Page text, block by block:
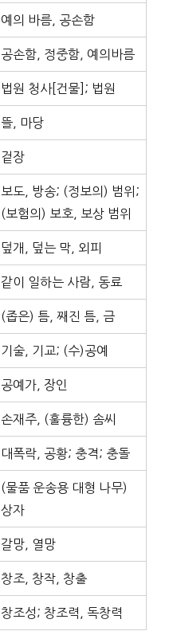
예의 바름, 공손함
공손함, 정중함, 예의바름
법원 청사[건물]; 법원
뜰, 마당
겉장
보도, 방송; (정보의) 범위;
(보험의) 보호, 보상 범위
덮개, 덮는 막, 외피
같이 일하는 사람, 동료
(좁은) 틈, 째진 틈, 금
기술, 기교; (수)공예
공예가, 장인
손재주, (훌륭한) 솜씨
대폭락, 공황; 충격; 충돌
(물품 운송용 대형 나무)
상자
갈망, 열망
창조, 창작, 창출
창조성; 창조력, 독창력